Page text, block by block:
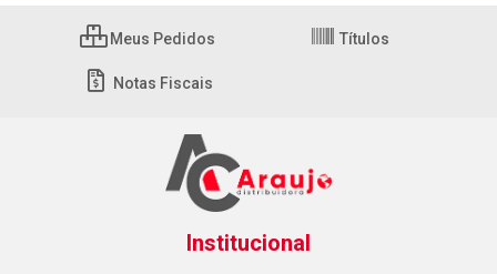
Meus Pedidos Títulos
Notas Fiscais
Institucional